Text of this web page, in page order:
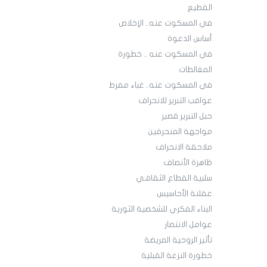
القطيع
في المسكوت عنه.. الإخلاص
أساس الدعوة
في المسكوت عنه .. خطورة
المغالطات
في المسكوت عنه.. غباء مفرط
عواقب التبرير للانحراف
حبل التبرير قصير
مواجهة المنحرفين
ملاحقة الانحراف
ظاهرة الأنصاف
سلبية القطاع الثقافـي
عقلنة الأحاسيس
البناء الفكري للشخصية الثورية
عوامل الانتصار
تأثير الروحية المريضة
خطورة النزعة القبلية